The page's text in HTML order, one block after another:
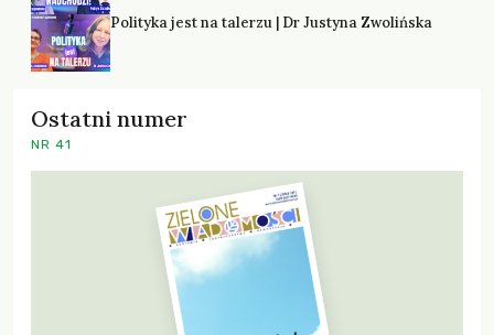
Polityka jest na talerzu | Dr Justyna Zwolińska
Ostatni numer
NR 41